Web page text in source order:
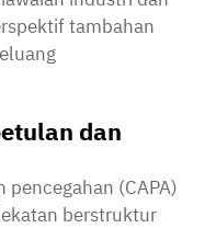
tambahan
dan
(CAPA)
berstruktur